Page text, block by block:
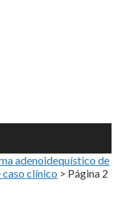
adenoidequístico de
clínico > Página 2